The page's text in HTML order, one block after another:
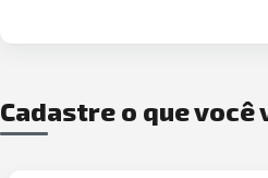
Cadastre o que